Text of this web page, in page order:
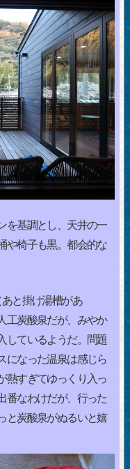
を基調とし、天井の一
や椅子も黒。都会的な
と掛け湯槽があ
工炭酸泉だが、みやか
しているようだ。問題
になった温泉は感じら
熱すぎてゆっくり入っ
番なわけだが、行った
と炭酸泉がぬるいと嬉